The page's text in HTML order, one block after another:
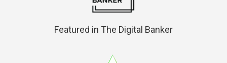
Featured in The Digital Banker